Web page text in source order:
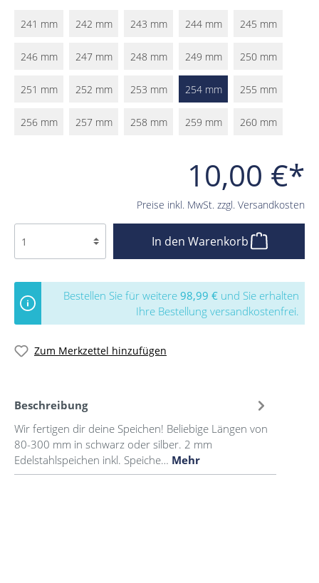
10,00 €*
Preise inkl. MwSt. zzgl. Versandkosten
241 mm 242 mm 243 mm 244 mm 245 mm
246 mm 247 mm 248 mm 249 mm 250 mm
251 mm 252 mm 253 mm 254 mm 255 mm
256 mm 257 mm 258 mm 259 mm 260 mm
In den Warenkorb
Bestellen Sie für weitere 98,99 € und Sie erhalten
Ihre Bestellung versandkostenfrei.
Zum Merkzettel hinzufügen
Beschreibung
Wir fertigen dir deine Speichen! Beliebige Längen von
80-300 mm in schwarz oder silber. 2 mm
Edelstahlspeichen inkl. Speiche… Mehr